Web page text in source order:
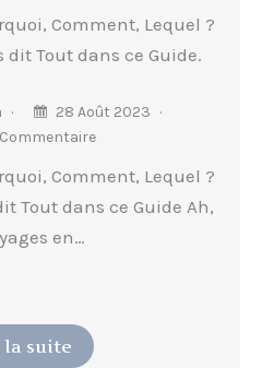
Comment, Lequel ?
dit Tout dans ce Guide.
28 Août 2023
Comment, Lequel ?
Tout dans ce Guide Ah,
en…
suite